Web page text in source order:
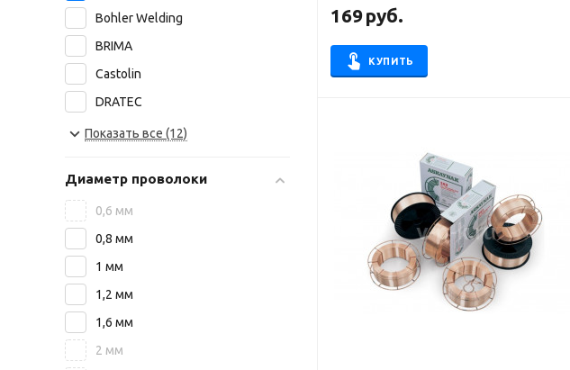
169руб.
КУПИТЬ
Bohler Welding
BRIMA
Castolin
DRATEC
ЧЗСМ
Показать все (12)
Диаметр проволоки
0,6 мм
0,8 мм
1 мм
1,2 мм
1,6 мм
2 мм